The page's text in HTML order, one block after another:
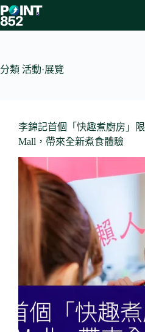
Skip
to
content
分類 活動·展覽
李錦記首個「快趣煮廚房」
Mall，帶來全新煮食體驗